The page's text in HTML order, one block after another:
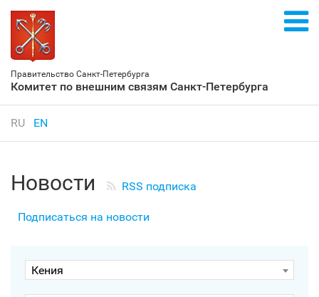
Правительство Санкт‑Петербурга
Комитет по внешним связям Санкт‑Петербурга
RU EN
Новости RSS подписка
Подписаться на новости
Кения